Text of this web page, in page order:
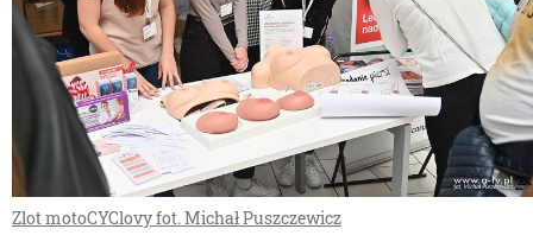
Zlot motoCYClovy fot. Michał Puszczewicz